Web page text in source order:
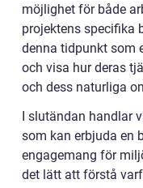
möjlighet för både
projektens specifika
denna tidpunkt som
och visa hur deras
och dess naturliga
I slutändan handlar
som kan erbjuda en
engagemang för
det lätt att förstå